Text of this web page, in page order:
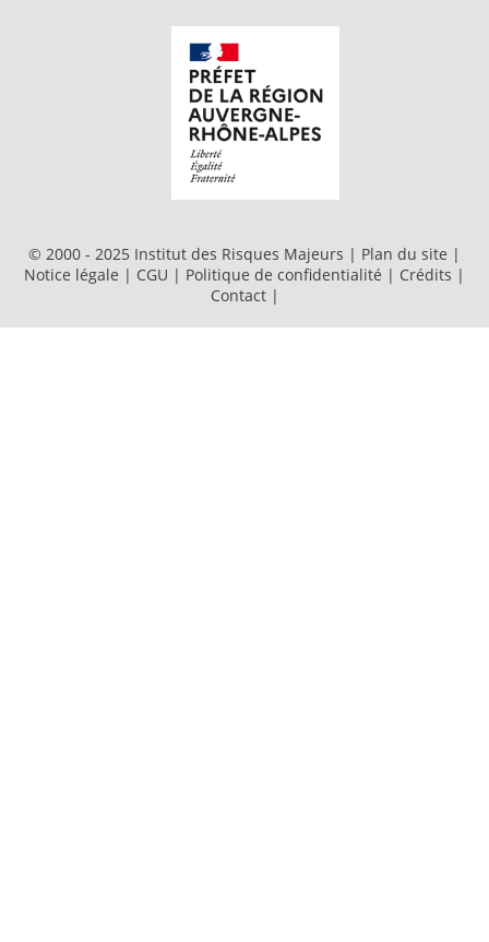
© 2000 - 2025 Institut des Risques Majeurs | Plan du site |
Notice légale | CGU | Politique de confidentialité | Crédits |
Contact |